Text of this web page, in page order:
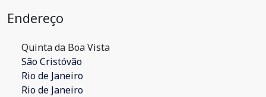
Endereço
Quinta da Boa Vista
São Cristóvão
Rio de Janeiro
Rio de Janeiro